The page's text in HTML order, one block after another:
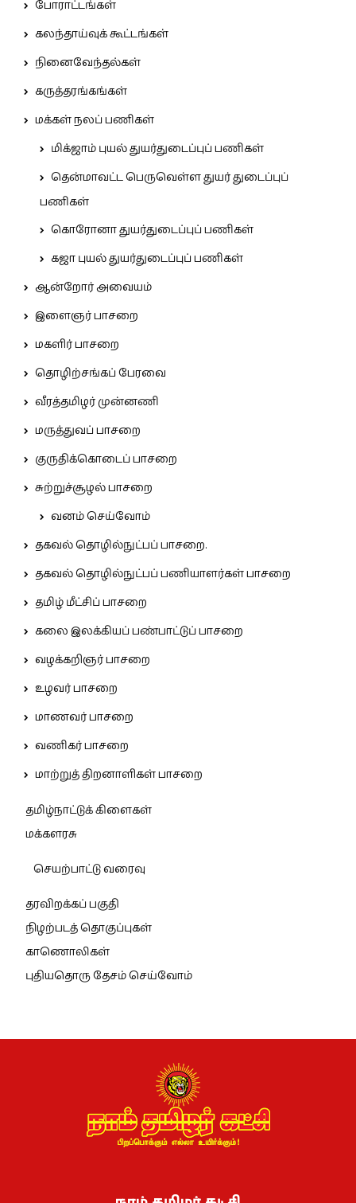
போராட்டங்கள்
கலந்தாய்வுக் கூட்டங்கள்
நினைவேந்தல்கள்
கருத்தரங்கங்கள்
மக்கள் நலப் பணிகள்
மிக்ஜாம் புயல் துயர்துடைப்புப் பணிகள்
தென்மாவட்ட பெருவெள்ள துயர் துடைப்புப்
பணிகள்
கொரோனா துயர்துடைப்புப் பணிகள்
கஜா புயல் துயர்துடைப்புப் பணிகள்
ஆன்றோர் அவையம்
இளைஞர் பாசறை
மகளிர் பாசறை
தொழிற்சங்கப் பேரவை
வீரத்தமிழர் முன்னணி
மருத்துவப் பாசறை
குருதிக்கொடைப் பாசறை
சுற்றுச்சூழல் பாசறை
வனம் செய்வோம்
தகவல் தொழில்நுட்பப் பாசறை.
தகவல் தொழில்நுட்பப் பணியாளர்கள் பாசறை
தமிழ் மீட்சிப் பாசறை
கலை இலக்கியப் பண்பாட்டுப் பாசறை
வழக்கறிஞர் பாசறை
உழவர் பாசறை
மாணவர் பாசறை
வணிகர் பாசறை
மாற்றுத் திறனாளிகள் பாசறை
தமிழ்நாட்டுக் கிளைகள்
மக்களரசு
செயற்பாட்டு வரைவு
தரவிறக்கப் பகுதி
நிழற்படத் தொகுப்புகள்
காணொலிகள்
புதியதொரு தேசம் செய்வோம்